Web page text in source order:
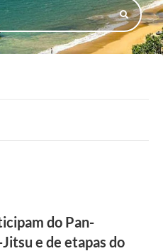
do Pan-
e de etapas do